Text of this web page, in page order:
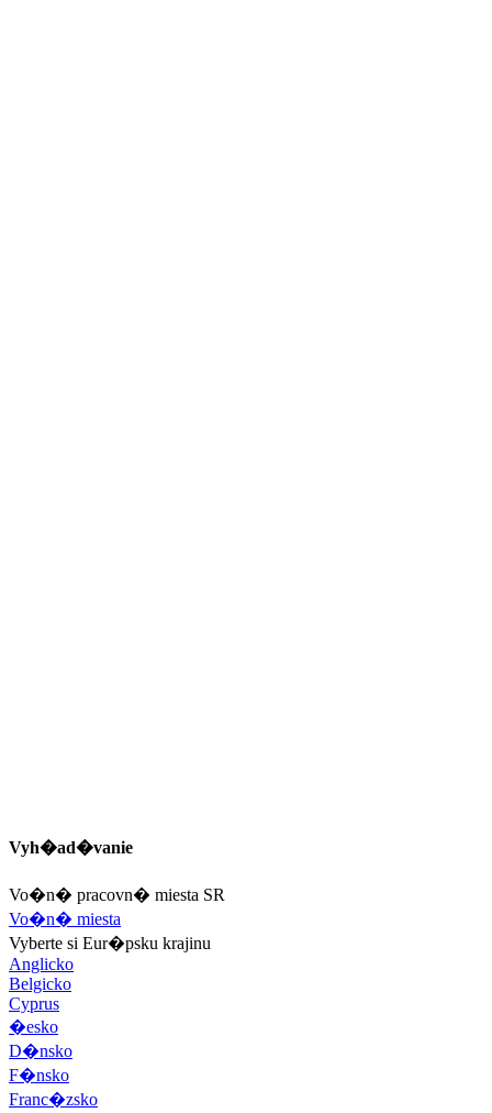
Vyh�ad�vanie
Vo�n� pracovn� miesta SR
Vo�n� miesta
Vyberte si Eur�psku krajinu
Anglicko
Belgicko
Cyprus
�esko
D�nsko
F�nsko
Franc�zsko